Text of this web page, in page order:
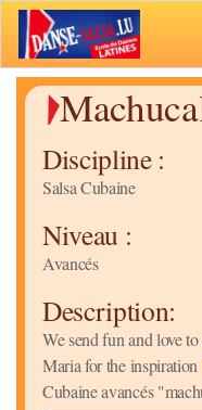
Discipline :
Salsa Cubaine
Niveau :
Avancés
Description:
We send fun and love
Maria for the inspiration
Cubaine avancés